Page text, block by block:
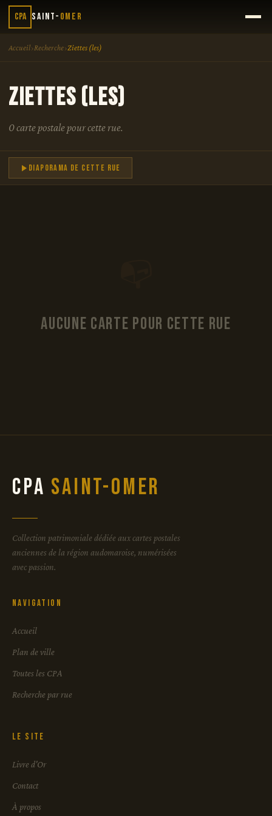
CPA Saint- Omer
Accueil›Recherche›Ziettes (les)
Ziettes (les)
0 carte postale pour cette rue.
Diaporama de cette rue
Aucune carte pour cette rue
CPA Saint-Omer
Collection patrimoniale dédiée aux cartes postales
anciennes de la région audomaroise, numérisées
avec passion.
Navigation
Accueil
Plan de ville
Toutes les CPA
Recherche par rue
Le site
Livre d'Or
Contact
À propos